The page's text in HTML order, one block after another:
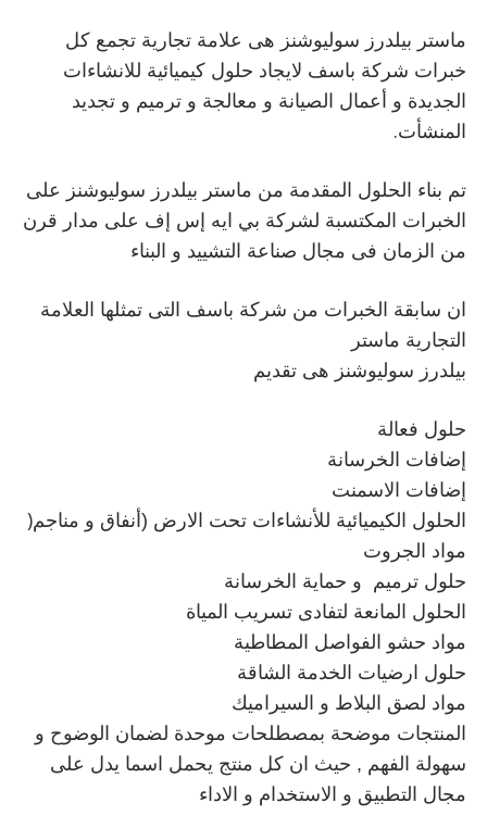
ماستر بيلدرز سوليوشنز هى علامة تجارية تجمع كل
خبرات شركة باسف لايجاد حلول كيميائية للانشاءات
الجديدة و أعمال الصيانة و معالجة و ترميم و تجديد
المنشأت.
تم بناء الحلول المقدمة من ماستر بيلدرز سوليوشنز على
الخبرات المكتسبة لشركة بي ايه إس إف على مدار قرن
من الزمان فى مجال صناعة التشييد و البناء
ان سابقة الخبرات من شركة باسف التى تمثلها العلامة
التجارية ماستر
بيلدرز سوليوشنز هى تقديم
حلول فعالة
إضافات الخرسانة
إضافات الاسمنت
الحلول الكيميائية للأنشاءات تحت الارض (أنفاق و مناجم)
مواد الجروت
حلول ترميم و حماية الخرسانة
الحلول المانعة لتفادى تسريب المياة
مواد حشو الفواصل المطاطية
حلول ارضيات الخدمة الشاقة
مواد لصق البلاط و السيراميك
المنتجات موضحة بمصطلحات موحدة لضمان الوضوح و
سهولة الفهم , حيث ان كل منتج يحمل اسما يدل على
مجال التطبيق و الاستخدام و الاداء